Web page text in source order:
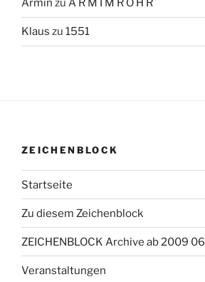
Armin zu A R M I M R O H R
Klaus zu 1551
ZEICHENBLOCK
Startseite
Zu diesem Zeichenblock
ZEICHENBLOCK Archive ab 2009 06
Veranstaltungen